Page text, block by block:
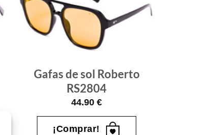
Gafas
de sol
Gafas de sol Roberto
RS2804
44.90 €
¡Comprar!